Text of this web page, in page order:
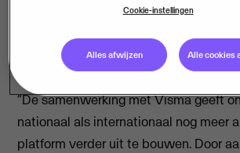
heeft 35 medewerkers en bedient als
België ruim 1.200 accountantskantoren.
“De samenwerking met Visma geeft
nationaal als internationaal nog meer
platform verder uit te bouwen. Door
Cookie-instellingen
Alles afwijzen Alle cookies